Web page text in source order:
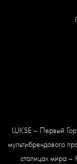
LUKSE – Первый
мультибрендового
столицах мира